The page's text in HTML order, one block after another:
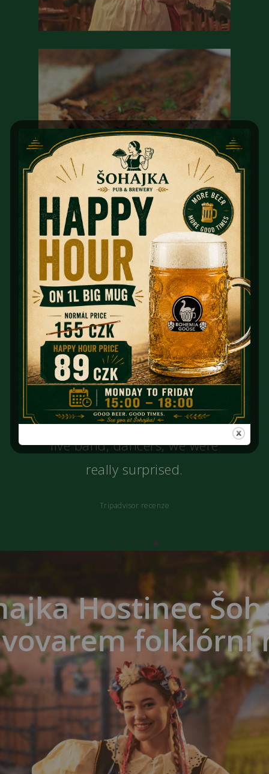
VÍCE FOTEK
Just perfect. "All you can eat" of
best czech dishes, traditional
live band, dancers, we were
really surprised.
Tripadvisor recenze
Hostinec
folklórní